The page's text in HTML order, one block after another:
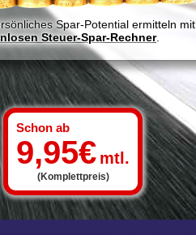
Spar-Potential ermitteln mit
Steuer-Spar-Rechner.
Schon ab
9,95€ mtl.
(Komplettpreis)